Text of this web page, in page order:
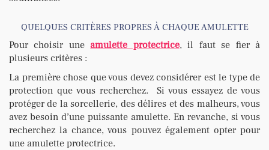
QUELQUES CRITÈRES PROPRES À CHAQUE AMULETTE
Pour choisir uneamulette protectrice, il faut se fier à
plusieurs critères :
La première chose que vous devez considérer est le type de
protection que vous recherchez. Si vous essayez de vous
protéger de la sorcellerie, des délires et des malheurs, vous
avez besoin d’une puissante amulette. En revanche, si vous
recherchez la chance, vous pouvez également opter pour
une amulette protectrice.